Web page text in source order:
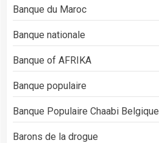
Banque du Maroc
Banque nationale
Banque of AFRIKA
Banque populaire
Banque Populaire Chaabi Belgique
Barons de la drogue